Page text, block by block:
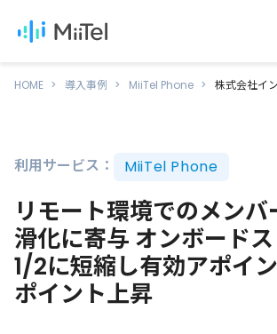
HOME 導入事例 MiiTel Phone 株式会社イ
利用サービス： MiiTel Phone
リモート環境でのメン
滑化に寄与 オンボード
1/2に短縮し有効アポイ
ポイント上昇